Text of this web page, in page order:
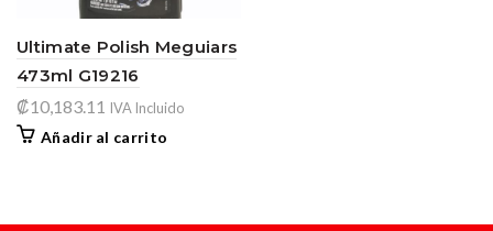
Ultimate Polish Meguiars
473ml G19216
₡10,183.11 IVA Incluido
Añadir al carrito